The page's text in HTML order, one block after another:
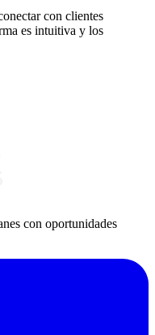
con clientes
es intuitiva y los
con oportunidades